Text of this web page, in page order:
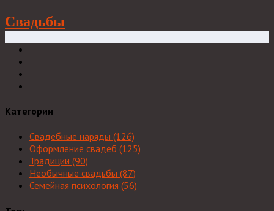
Свадьбы
Категории
Свадебные наряды (126)
Оформление свадеб (125)
Традиции (90)
Необычные свадьбы (87)
Семейная психология (56)